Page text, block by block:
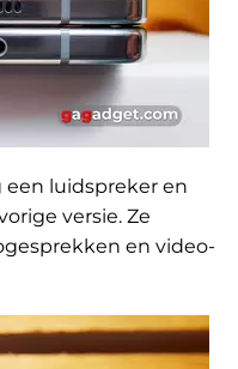
luidspreker en
versie. Ze
en video-